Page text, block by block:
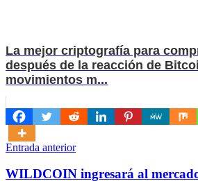
La mejor criptografía para
después de la reacción de
movimientos m...
Navegación
de
Entrada anterior
WILDCOIN ingresará al